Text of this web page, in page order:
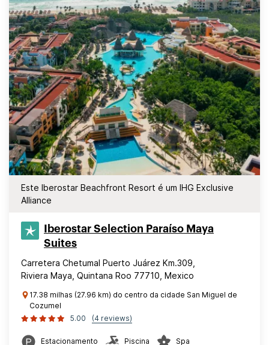
Este Iberostar Beachfront Resort é um IHG Exclusive
Alliance
Iberostar Selection​ Paraíso Maya
Suites
Carretera Chetumal Puerto Juárez Km.309,
Riviera Maya, Quintana Roo 77710, Mexico
17.38 milhas (27.96 km) do centro da cidade San Miguel de
Cozumel
5.00
(4 reviews)
Estacionamento Piscina Spa